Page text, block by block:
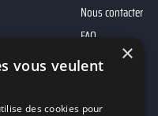
Nous contacter
FAQ
×
vous veulent
des cookies pour